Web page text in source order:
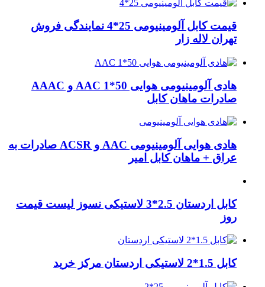
قیمت کابل آلومینیومی 25*4 نمایندگی فروش
تهران لاله زار
هادی آلومینیومی هوایی 50*1 AAC و AAAC
صادرات ماهان کابل
هادی هوایی آلومینیومی AAC و ACSR صادرات به
عراق + ماهان کابل امیر
کابل اردستان 2.5*3 لاستیکی نسوز لیست قیمت
روز
کابل 1.5*2 لاستیکی اردستان مرکز خرید